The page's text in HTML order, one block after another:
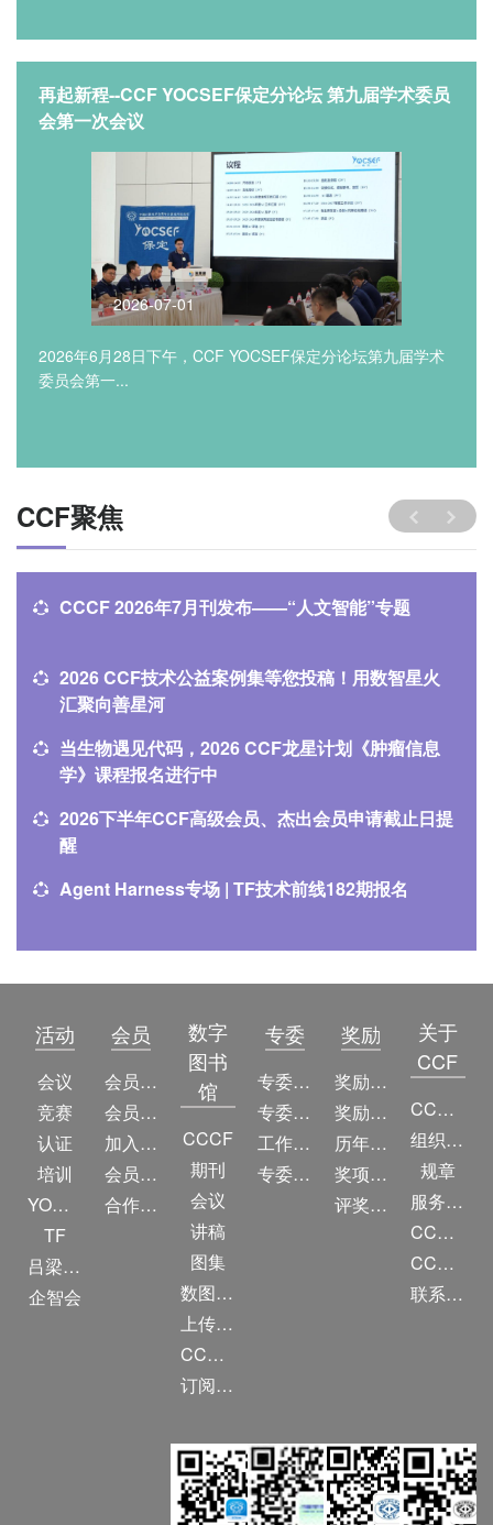
再起新程--CCF YOCSEF保定分论坛 第九届学术委员
会第一次会议
2026-07-01
2026年6月28日下午，CCF YOCSEF保定分论坛第九届学术
委员会第一...
CCF聚焦
CCCF 2026年7月刊发布——“人文智能”专题
2026 CCF技术公益案例集等您投稿！用数智星火
汇聚向善星河
当生物遇见代码，2026 CCF龙星计划《肿瘤信息
学》课程报名进行中
2026下半年CCF高级会员、杰出会员申请截止日提
醒
Agent Harness专场 | TF技术前线182期报名
活动
会议
竞赛
认证
培训
YOCSEF
TF
吕梁振兴
企智会
会员
会员简介
会员权益
加入CCF
会员交费
合作伙伴
数字
图书
馆
CCCF
期刊
会议
讲稿
图集
数图编审委员会
上传/发布作品
CCF DL Focus
订阅《计算》
专委
专委简介
专委条例
工作问答
专委名单
奖励
奖励动态
奖励目录
历年获奖名单
奖项推荐
评奖条例
关于
CCF
CCF简介
组织机构
规章
服务项目
CCF大事记
CCF创建60周年
联系我们